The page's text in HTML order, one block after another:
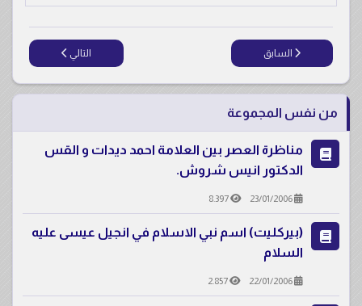
المقال السابق: فضائح الكنائس و الباباوات و القسس و الرهبان والراهبات
السابق المقال التالي: حوار
التالي
من نفس المجموعة
مناظرة العصر بين العلامة احمد ديدات و القس
الدكتور انيس شروش.
23/01/2006
8.397
(بيركليت) اسم نبي الاسلام في انجيل عيسى عليه
السلام
22/01/2006
2.857